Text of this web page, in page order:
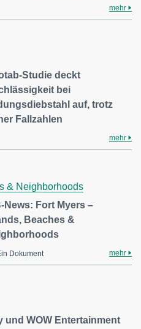
mehr
Studie deckt
bei
auf, trotz
Fallzahlen
mehr
& Neighborhoods
News: Fort Myers –
Beaches &
Dokument mehr
und WOW Entertainment